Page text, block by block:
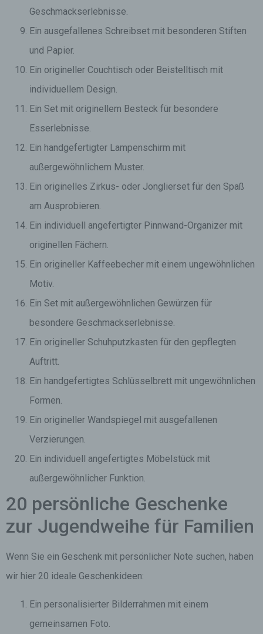
Geschmackserlebnisse.
Ein ausgefallenes Schreibset mit besonderen Stiften
und Papier.
Ein origineller Couchtisch oder Beistelltisch mit
individuellem Design.
Ein Set mit originellem Besteck für besondere
Esserlebnisse.
Ein handgefertigter Lampenschirm mit
außergewöhnlichem Muster.
Ein originelles Zirkus- oder Jonglierset für den Spaß
am Ausprobieren.
Ein individuell angefertigter Pinnwand-Organizer mit
originellen Fächern.
Ein origineller Kaffeebecher mit einem ungewöhnlichen
Motiv.
Ein Set mit außergewöhnlichen Gewürzen für
besondere Geschmackserlebnisse.
Ein origineller Schuhputzkasten für den gepflegten
Auftritt.
Ein handgefertigtes Schlüsselbrett mit ungewöhnlichen
Formen.
Ein origineller Wandspiegel mit ausgefallenen
Verzierungen.
Ein individuell angefertigtes Möbelstück mit
außergewöhnlicher Funktion.
20 persönliche Geschenke
zur Jugendweihe für Familien
Wenn Sie ein Geschenk mit persönlicher Note suchen, haben
wir hier 20 ideale Geschenkideen:
Ein personalisierter Bilderrahmen mit einem
gemeinsamen Foto.